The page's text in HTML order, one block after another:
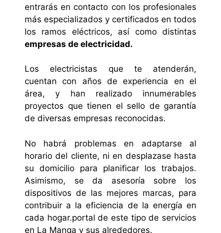
entrarás en contacto con los profesionales
más especializados y certificados en todos
los ramos eléctricos, así como distintas
empresas de electricidad.
Los electricistas que te atenderán,
cuentan con años de experiencia en el
área, y han realizado innumerables
proyectos que tienen el sello de garantía
de diversas empresas reconocidas.
No habrá problemas en adaptarse al
horario del cliente, ni en desplazase hasta
su domicilio para planificar los trabajos.
Asimismo, se da asesoría sobre los
dispositivos de las mejores marcas, para
contribuir a la eficiencia de la energía en
cada hogar.portal de este tipo de servicios
en La Manga y sus alrededores.